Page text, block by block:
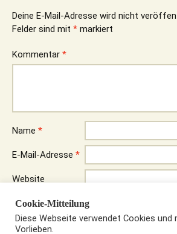
Deine E-Mail-Adresse wird nicht
Felder sind mit * markiert
Kommentar *
Name *
E-Mail-Adresse *
Website
Name, E-Mail-Adresse und Website in
meinen nächsten Kommentar speichern.
Cookie-Mitteilung
Diese Webseite verwendet Cookies und
Vorlieben.